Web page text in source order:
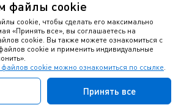
носит исключительно информационный
условиях не является публичной
отношении обработки персональных
куки-файлов
файлы cookie
cookie, чтобы сделать его максимально
«Принять все», вы соглашаетесь на
cookie. Вы также можете ознакомиться с
cookie и применить индивидуальные
cookie можно ознакомиться по ссылке.
Принять все